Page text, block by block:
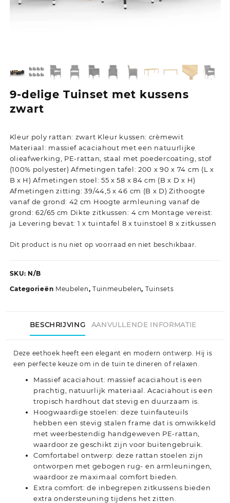
9-delige Tuinset met kussens
zwart
Kleur poly rattan: zwart Kleur kussen: crèmewit
Materiaal: massief acaciahout met een natuurlijke
olieafwerking, PE-rattan, staal met poedercoating, stof
(100% polyester) Afmetingen tafel: 200 x 90 x 74 cm (L x
B x H) Afmetingen stoel: 55 x 58 x 84 cm (B x D x H)
Afmetingen zitting: 39/44,5 x 46 cm (B x D) Zithoogte
vanaf de grond: 42 cm Hoogte armleuning vanaf de
grond: 62/65 cm Dikte zitkussen: 4 cm Montage vereist:
ja Levering bevat: 1 x tuintafel 8 x tuinstoel 8 x zitkussen
Dit product is nu niet op voorraad en niet beschikbaar.
SKU: N/B
Categorieën Meubelen, Tuinmeubelen, Tuinsets
BESCHRIJVING AANVULLENDE INFORMATIE
Deze eethoek heeft een elegant en modern ontwerp. Hij is
een perfecte keuze om in de tuin te dineren of relaxen.
Massief acaciahout: massief acaciahout is een
prachtig, natuurlijk materiaal. Acaciahout is een
tropisch hardhout dat stevig en duurzaam is.
Hoogwaardige stoelen: deze tuinfauteuils
hebben een stevig stalen frame dat is omwikkeld
met weerbestendig handgeweven PE-rattan,
waardoor ze geschikt zijn voor buitengebruik.
Comfortabel ontwerp: deze rattan stoelen zijn
ontworpen met gebogen rug- en armleuningen,
waardoor ze maximaal comfort bieden.
Extra comfort: de inbegrepen zitkussens bieden
extra ondersteuning tijdens het zitten.